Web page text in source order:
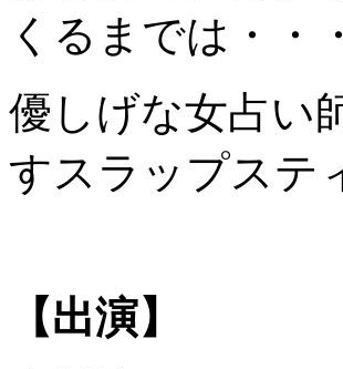
くるまでは・・
優しげな女占い
すスラップステ
【出演】